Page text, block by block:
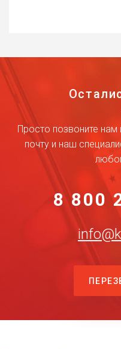
Просто позвоните нам
почту и наш
8 800